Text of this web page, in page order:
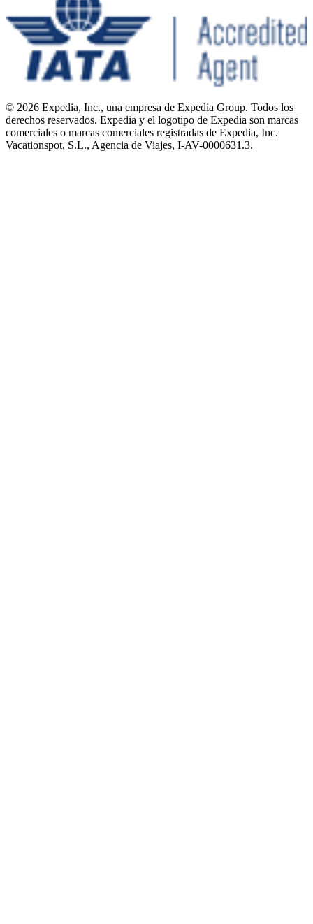
© 2026 Expedia, Inc., una empresa de Expedia Group. Todos los
derechos reservados. Expedia y el logotipo de Expedia son marcas
comerciales o marcas comerciales registradas de Expedia, Inc.
Vacationspot, S.L., Agencia de Viajes, I-AV-0000631.3.